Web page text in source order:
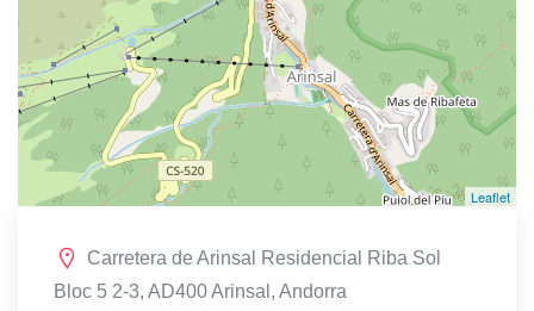
Leaflet
Carretera de Arinsal Residencial Riba Sol
Bloc 5 2-3, AD400 Arinsal, Andorra